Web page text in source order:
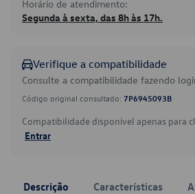
Horário de atendimento:
Segunda à sexta, das 8h às 17h.
Verifique a compatibilidade
Consulte a compatibilidade fazendo
Código original consultado: 7P6945093B
Compatibilidade disponível apenas para
Entrar
Descrição Características